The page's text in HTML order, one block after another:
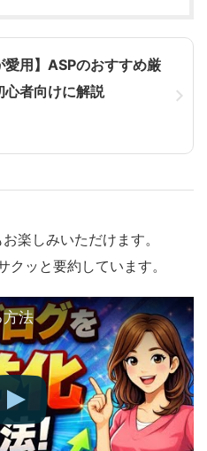
愛用】ASPのおすすめ厳
心者向けに解説
楽しみいただけます。
ッと要約しています。
方法